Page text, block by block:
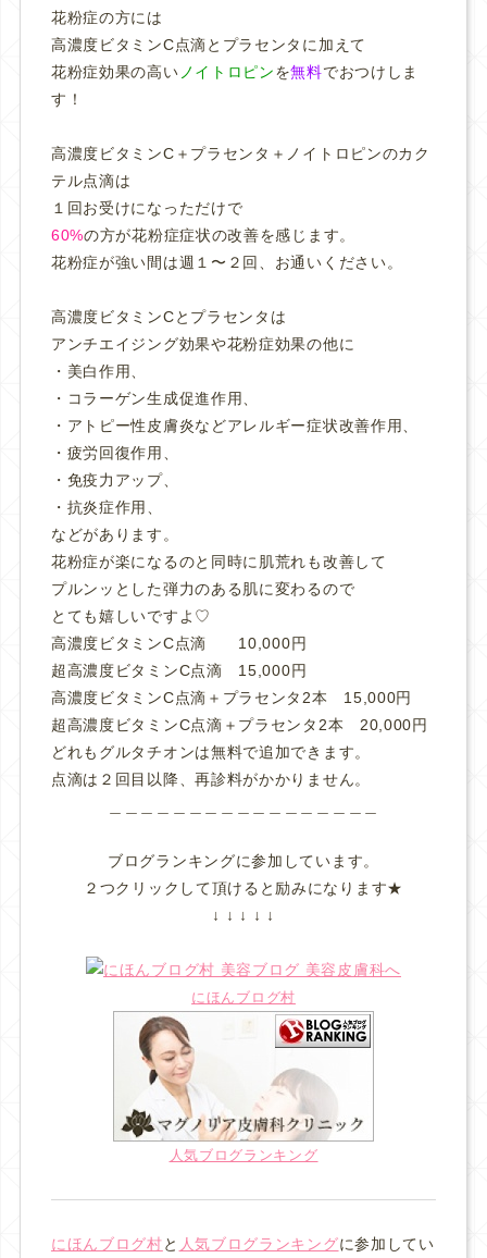
花粉症の方には
高濃度ビタミンC点滴とプラセンタに加えて
花粉症効果の高い ノイトロピンを無料でおつけしま
す！
高濃度ビタミンC＋プラセンタ＋ノイトロピンのカク
テル点滴は
１回お受けになっただけで
60%の方が花粉症症状の改善を感じます。
花粉症が強い間は週１〜２回、お通いください。
高濃度ビタミンCとプラセンタは
アンチエイジング効果や花粉症効果の他に
・美白作用、
・コラーゲン生成促進作用、
・アトピー性皮膚炎などアレルギー症状改善作用、
・疲労回復作用、
・免疫力アップ、
・抗炎症作用、
などがあります。
花粉症が楽になるのと同時に肌荒れも改善して
プルンッとした弾力のある肌に変わるので
とても嬉しいですよ♡
高濃度ビタミンC点滴 10,000円
超高濃度ビタミンC点滴 15,000円
高濃度ビタミンC点滴＋プラセンタ2本 15,000円
超高濃度ビタミンC点滴＋プラセンタ2本 20,000円
どれもグルタチオンは無料で追加できます。
点滴は２回目以降、再診料がかかりません。
ブログランキングに参加しています。
２つクリックして頂けると励みになります★
↓ ↓ ↓ ↓ ↓
にほんブログ村
人気ブログランキング
にほんブログ村と 人気ブログランキングに参加してい